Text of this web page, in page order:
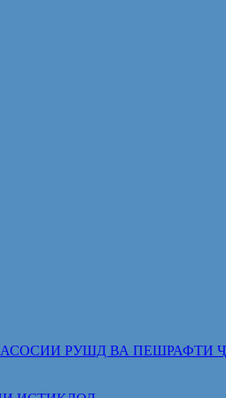
АСОСИИ РУШД ВА ПЕШРАФТИ